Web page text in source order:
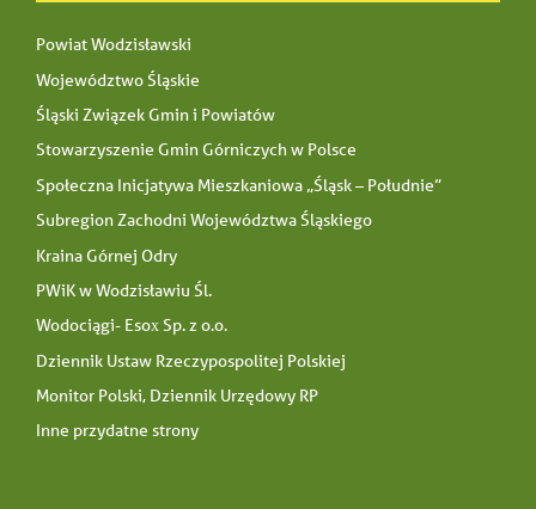
Powiat Wodzisławski
Województwo Śląskie
Śląski Związek Gmin i Powiatów
Stowarzyszenie Gmin Górniczych w Polsce
Społeczna Inicjatywa Mieszkaniowa „Śląsk – Południe”
Subregion Zachodni Województwa Śląskiego
Kraina Górnej Odry
PWiK w Wodzisławiu Śl.
Wodociągi- Esox Sp. z o.o.
Dziennik Ustaw Rzeczypospolitej Polskiej
Monitor Polski, Dziennik Urzędowy RP
Inne przydatne strony